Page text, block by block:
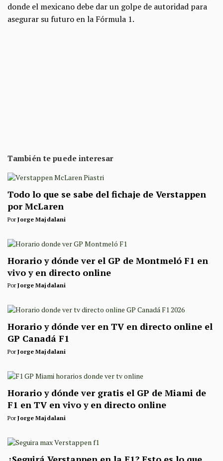
donde el mexicano debe dar un golpe de autoridad para
asegurar su futuro en la Fórmula 1.
También te puede interesar
Todo lo que se sabe del fichaje de Verstappen
por McLaren
PorJorge Majdalani
Horario y dónde ver el GP de Montmeló F1 en
vivo y en directo online
PorJorge Majdalani
Horario y dónde ver en TV en directo online el
GP Canadá F1
PorJorge Majdalani
Horario y dónde ver gratis el GP de Miami de
F1 en TV en vivo y en directo online
PorJorge Majdalani